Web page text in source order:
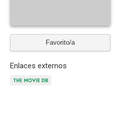
Favorito/a
Enlaces externos